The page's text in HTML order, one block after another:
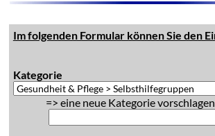
Im folgenden Formular können Sie den
Kategorie
=> eine neue Kategorie